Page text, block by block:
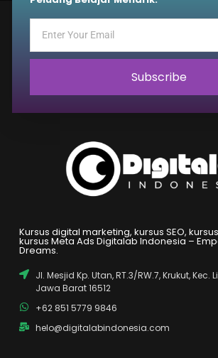
Subscribe
Kursus digital marketing, kursus SEO,
kursus Meta Ads Digitalab Indonesia –
Dreams.
Jl. Mesjid Kp. Utan, RT.3/RW.7, Krukut, Kec.
Jawa Barat 16512
+62 851 5779 9846
helo@digitalabindonesia.com